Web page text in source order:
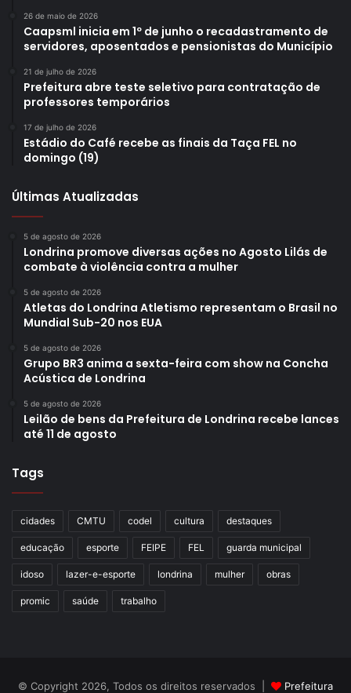
26 de maio de 2026
Caapsml inicia em 1º de junho o recadastramento de
servidores, aposentados e pensionistas do Município
21 de julho de 2026
Prefeitura abre teste seletivo para contratação de
professores temporários
17 de julho de 2026
Estádio do Café recebe as finais da Taça FEL no
domingo (19)
Últimas Atualizadas
5 de agosto de 2026
Londrina promove diversas ações no Agosto Lilás de
combate à violência contra a mulher
5 de agosto de 2026
Atletas do Londrina Atletismo representam o Brasil no
Mundial Sub-20 nos EUA
5 de agosto de 2026
Grupo BR3 anima a sexta-feira com show na Concha
Acústica de Londrina
5 de agosto de 2026
Leilão de bens da Prefeitura de Londrina recebe lances
até 11 de agosto
Tags
cidades CMTU codel cultura destaques
educação esporte FEIPE FEL guarda municipal
idoso lazer-e-esporte londrina mulher obras
promic saúde trabalho
© Copyright 2026, Todos os direitos reservados | Prefeitura